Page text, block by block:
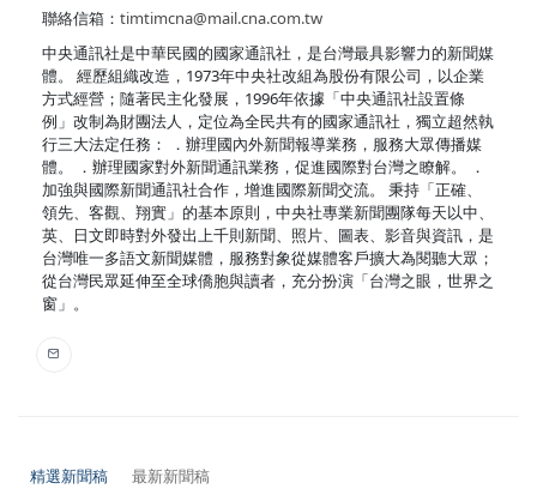
聯絡信箱： timtimcna@mail.cna.com.tw
中央通訊社是中華民國的國家通訊社，是台灣最具影響力的新聞媒
體。 經歷組織改造，1973年中央社改組為股份有限公司，以企業
方式經營；隨著民主化發展，1996年依據「中央通訊社設置條
例」改制為財團法人，定位為全民共有的國家通訊社，獨立超然執
行三大法定任務： ．辦理國內外新聞報導業務，服務大眾傳播媒
體。 ．辦理國家對外新聞通訊業務，促進國際對台灣之瞭解。 ．
加強與國際新聞通訊社合作，增進國際新聞交流。 秉持「正確、
領先、客觀、翔實」的基本原則，中央社專業新聞團隊每天以中、
英、日文即時對外發出上千則新聞、照片、圖表、影音與資訊，是
台灣唯一多語文新聞媒體，服務對象從媒體客戶擴大為閱聽大眾；
從台灣民眾延伸至全球僑胞與讀者，充分扮演「台灣之眼，世界之
窗」。
精選新聞稿 最新新聞稿